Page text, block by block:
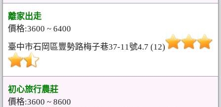
離家出走
價格:3600 ~ 6400
臺中市石岡區豐勢路梅子巷37-11號4.7 (12)
初心旅行農莊
價格:3600 ~ 8600